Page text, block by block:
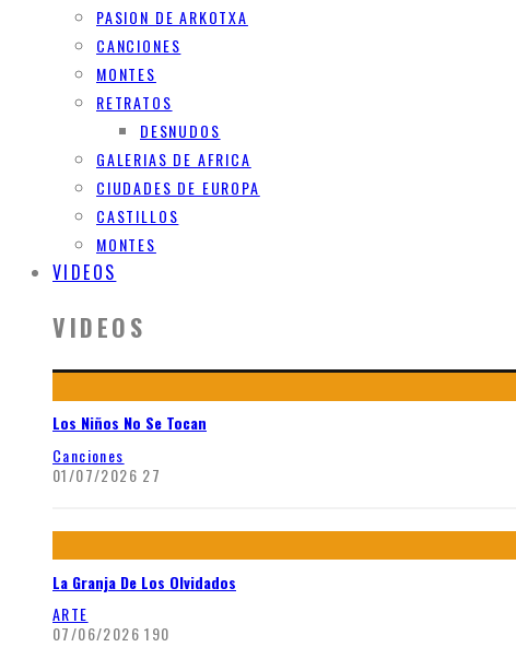
PASION DE ARKOTXA
CANCIONES
MONTES
RETRATOS
DESNUDOS
GALERIAS DE AFRICA
CIUDADES DE EUROPA
CASTILLOS
MONTES
VIDEOS
VIDEOS
Los Niños No Se Tocan
Canciones
01/07/2026 27
La Granja De Los Olvidados
ARTE
07/06/2026 190